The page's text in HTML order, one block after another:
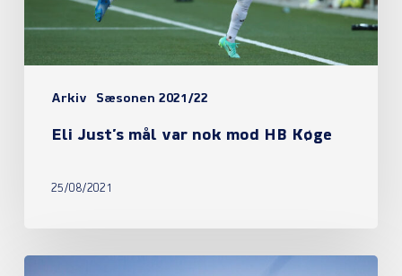
Arkiv Sæsonen 2021/22
Eli Just’s mål var nok mod HB Køge
25/08/2021